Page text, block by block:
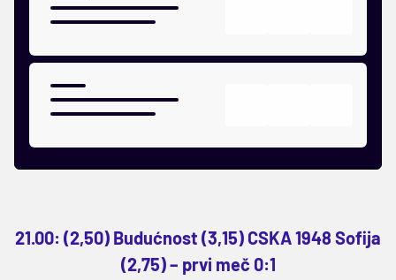
21.00: (2,50) Budućnost (3,15) CSKA 1948 Sofija
(2,75) – prvi meč 0:1